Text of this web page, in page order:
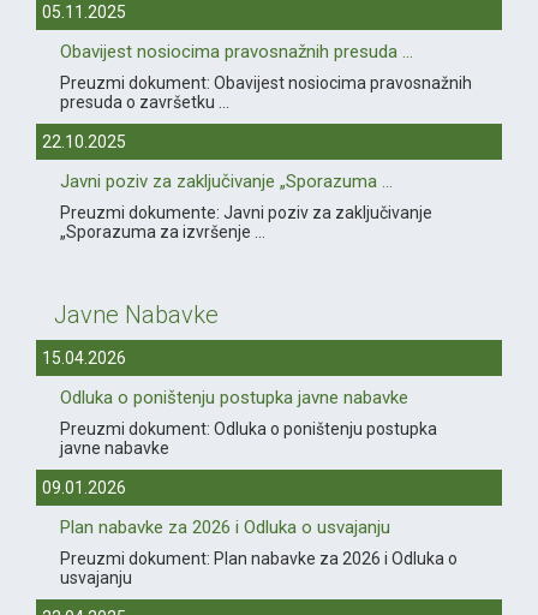
05.11.2025
Obavijest nosiocima pravosnažnih presuda ...
Preuzmi dokument: Obavijest nosiocima pravosnažnih
presuda o završetku ...
22.10.2025
Javni poziv za zaključivanje „Sporazuma ...
Preuzmi dokumente: Javni poziv za zaključivanje
„Sporazuma za izvršenje ...
Javne Nabavke
15.04.2026
Odluka o poništenju postupka javne nabavke
Preuzmi dokument: Odluka o poništenju postupka
javne nabavke
09.01.2026
Plan nabavke za 2026 i Odluka o usvajanju
Preuzmi dokument: Plan nabavke za 2026 i Odluka o
usvajanju